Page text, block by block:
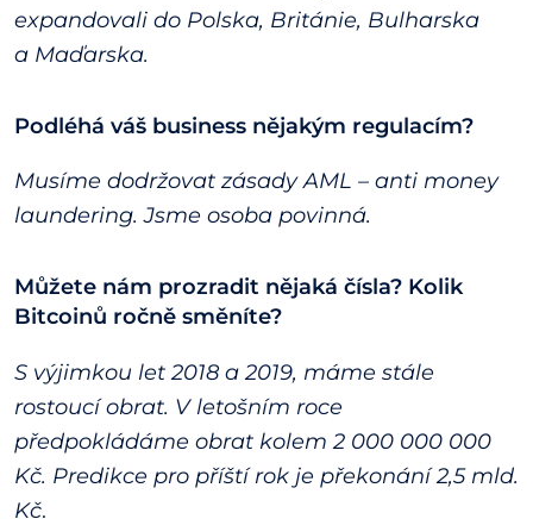
expandovali do Polska, Británie, Bulharska
a Maďarska.
Podléhá váš business nějakým regulacím?
Musíme dodržovat zásady AML – anti money
laundering. Jsme osoba povinná.
Můžete nám prozradit nějaká čísla? Kolik
Bitcoinů ročně směníte?
S výjimkou let 2018 a 2019, máme stále
rostoucí obrat. V letošním roce
předpokládáme obrat kolem 2 000 000 000
Kč. Predikce pro příští rok je překonání 2,5 mld.
Kč.